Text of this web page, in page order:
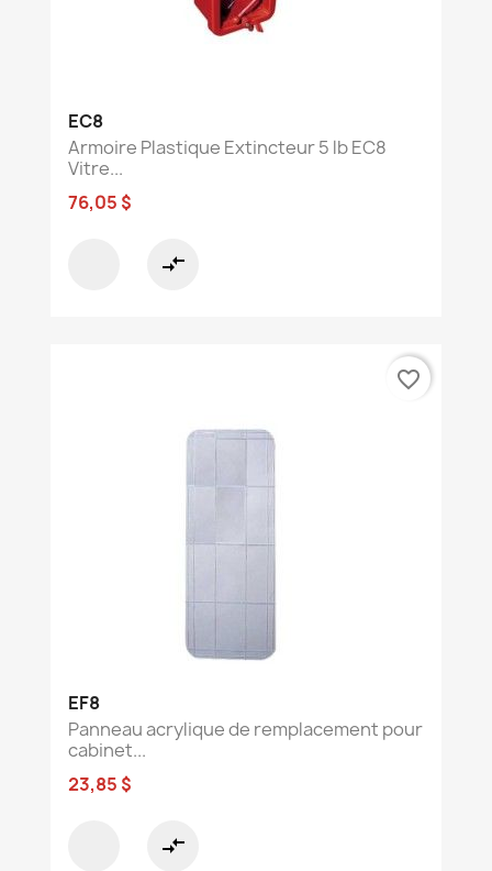
EC8
Armoire Plastique Extincteur 5 lb EC8
Vitre...
76,05 $
compare_arrows
EF8
Panneau acrylique de remplacement pour
cabinet...
23,85 $
compare_arrows
favorite_border